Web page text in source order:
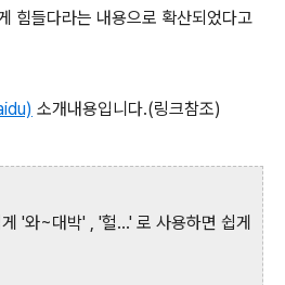
힘들다라는 내용으로 확산되었다고
소개내용입니다.(링크참조)
'와~대박' , '헐...' 로 사용하면 쉽게